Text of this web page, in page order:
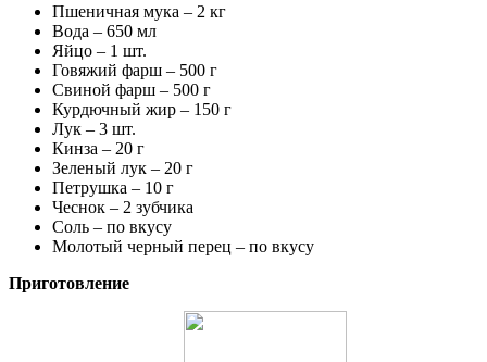
Пшеничная мука – 2 кг
Вода – 650 мл
Яйцо – 1 шт.
Говяжий фарш – 500 г
Свиной фарш – 500 г
Курдючный жир – 150 г
Лук – 3 шт.
Кинза – 20 г
Зеленый лук – 20 г
Петрушка – 10 г
Чеснок – 2 зубчика
Соль – по вкусу
Молотый черный перец – по вкусу
Приготовление